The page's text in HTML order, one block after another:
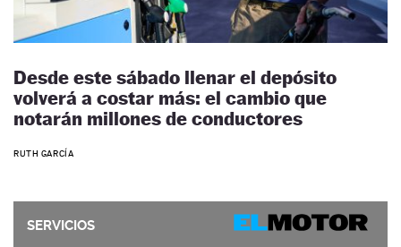
Desde este sábado llenar el depósito
volverá a costar más: el cambio que
notarán millones de conductores
RUTH GARCÍA